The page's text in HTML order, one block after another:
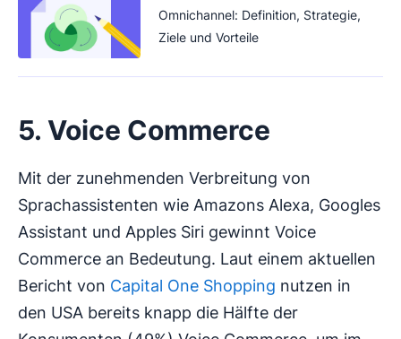
Omnichannel: Definition, Strategie,
Ziele und Vorteile
5. Voice Commerce
Mit der zunehmenden Verbreitung von
Sprachassistenten wie Amazons Alexa, Googles
Assistant und Apples Siri gewinnt Voice
Commerce an Bedeutung. Laut einem aktuellen
Bericht von Capital One Shopping nutzen in
den USA bereits knapp die Hälfte der